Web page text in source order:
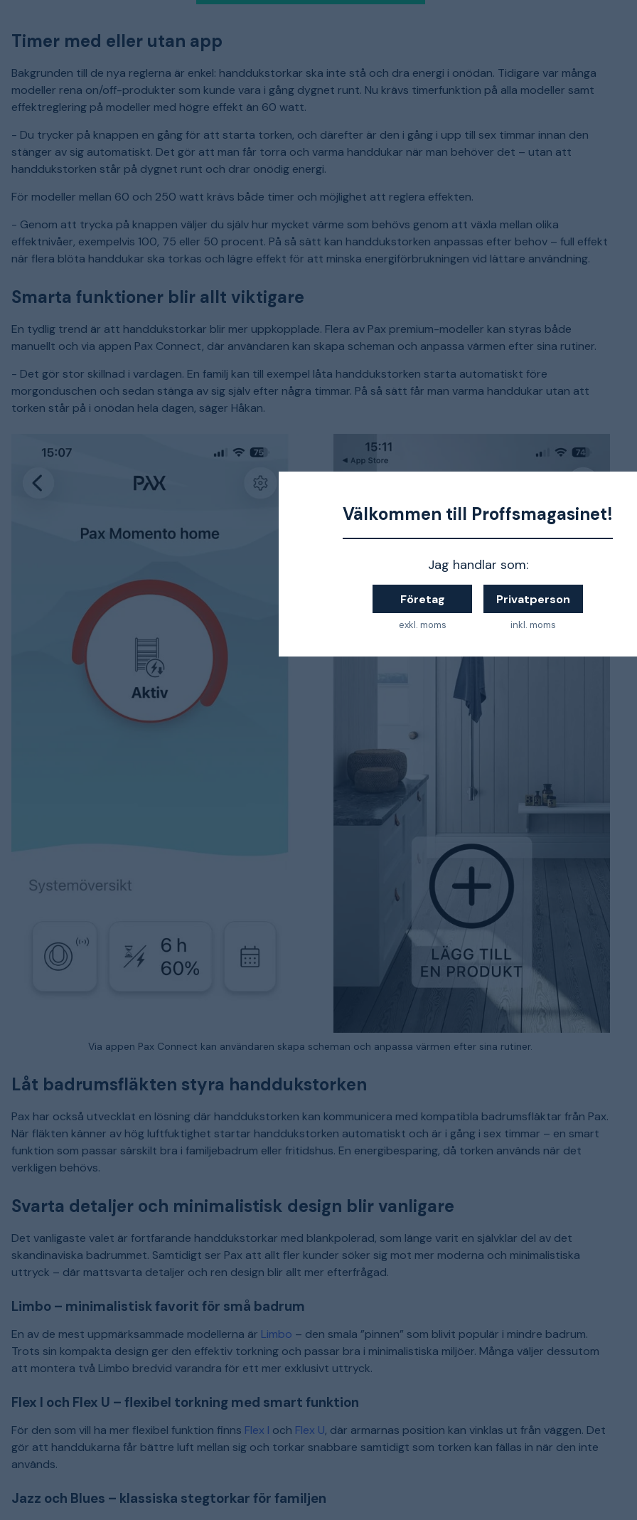
Välkommen till Proffsmagasinet!
Jag handlar som:
Företag
exkl. moms
Privatperson
inkl. moms
Timer med eller utan app
Bakgrunden till de nya reglerna är enkel: handdukstorkar ska inte stå och dra energi i onödan. Tidigare var många
modeller rena on/off-produkter som kunde vara i gång dygnet runt. Nu krävs timerfunktion på alla modeller samt
effektreglering på modeller med högre effekt än 60 watt.
- Du trycker på knappen en gång för att starta torken, och därefter är den i gång i upp till sex timmar innan den
stänger av sig automatiskt. Det gör att man får torra och varma handdukar när man behöver det – utan att
handdukstorken står på dygnet runt och drar onödig energi.
För modeller mellan 60 och 250 watt krävs både timer och möjlighet att reglera effekten.
- Genom att trycka på knappen väljer du själv hur mycket värme som behövs genom att växla mellan olika
effektnivåer, exempelvis 100, 75 eller 50 procent. På så sätt kan handdukstorken anpassas efter behov – full effekt
när flera blöta handdukar ska torkas och lägre effekt för att minska energiförbrukningen vid lättare användning.
Smarta funktioner blir allt viktigare
En tydlig trend är att handdukstorkar blir mer uppkopplade. Flera av Pax premium-modeller kan styras både
manuellt och via appen Pax Connect, där användaren kan skapa scheman och anpassa värmen efter sina rutiner.
- Det gör stor skillnad i vardagen. En familj kan till exempel låta handdukstorken starta automatiskt före
morgonduschen och sedan stänga av sig själv efter några timmar. På så sätt får man varma handdukar utan att
torken står på i onödan hela dagen, säger Håkan.
Via appen Pax Connect kan användaren skapa scheman och anpassa värmen efter sina rutiner.
Låt badrumsfläkten styra handdukstorken
Pax har också utvecklat en lösning där handdukstorken kan kommunicera med kompatibla badrumsfläktar från Pax.
När fläkten känner av hög luftfuktighet startar handdukstorken automatiskt och är i gång i sex timmar – en smart
funktion som passar särskilt bra i familjebadrum eller fritidshus. En energibesparing, då torken används när det
verkligen behövs.
Svarta detaljer och minimalistisk design blir vanligare
Det vanligaste valet är fortfarande handdukstorkar med blankpolerad, som länge varit en självklar del av det
skandinaviska badrummet. Samtidigt ser Pax att allt fler kunder söker sig mot mer moderna och minimalistiska
uttryck – där mattsvarta detaljer och ren design blir allt mer efterfrågad.
Limbo – minimalistisk favorit för små badrum
En av de mest uppmärksammade modellerna är Limbo – den smala ”pinnen” som blivit populär i mindre badrum.
Trots sin kompakta design ger den effektiv torkning och passar bra i minimalistiska miljöer. Många väljer dessutom
att montera två Limbo bredvid varandra för ett mer exklusivt uttryck.
Flex I och Flex U – flexibel torkning med smart funktion
För den som vill ha mer flexibel funktion finns Flex I och Flex U, där armarnas position kan vinklas ut från väggen. Det
gör att handdukarna får bättre luft mellan sig och torkar snabbare samtidigt som torken kan fällas in när den inte
används.
Jazz och Blues – klassiska stegtorkar för familjen